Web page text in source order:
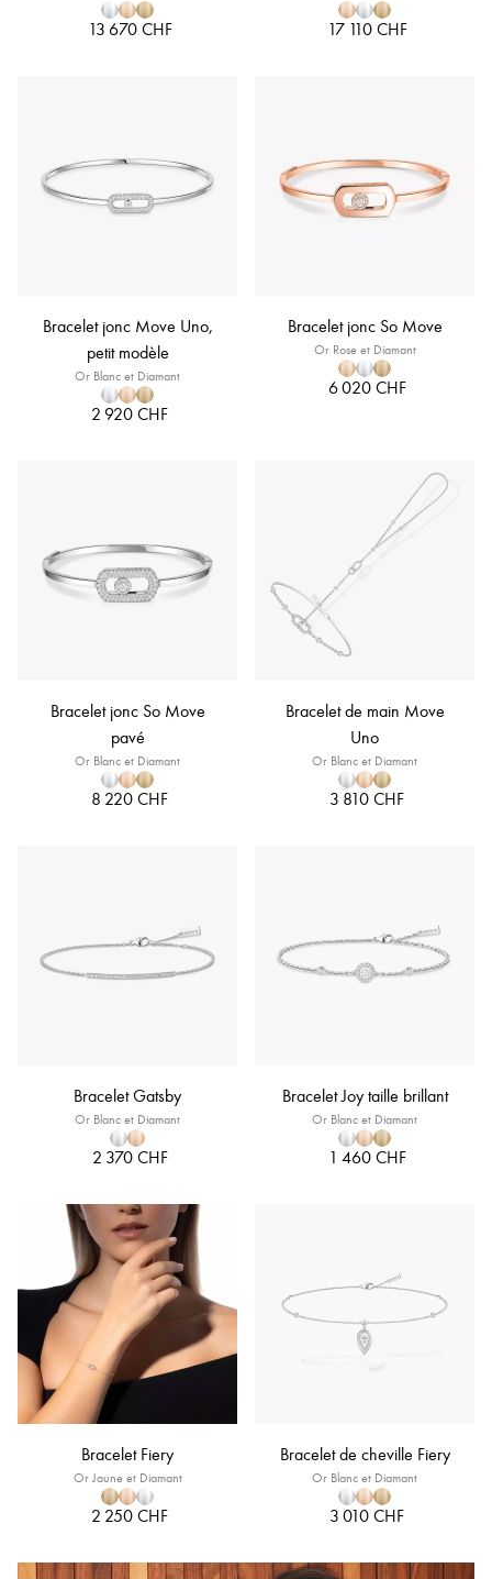
13 670 CHF 17 110 CHF
Bracelet jonc Move Uno,
petit modèle
Or Blanc et Diamant
2 920 CHF
Bracelet jonc So Move
Or Rose et Diamant
6 020 CHF
Bracelet jonc So Move
pavé
Or Blanc et Diamant
8 220 CHF
Bracelet de main Move
Uno
Or Blanc et Diamant
3 810 CHF
Bracelet Gatsby
Or Blanc et Diamant
2 370 CHF
Bracelet Joy taille brillant
Or Blanc et Diamant
1 460 CHF
Bracelet Fiery
Or Jaune et Diamant
2 250 CHF
Bracelet de cheville Fiery
Or Blanc et Diamant
3 010 CHF